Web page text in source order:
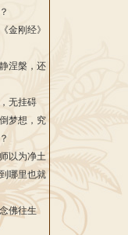
金刚经》
涅槃，还
无挂碍
梦想，究
以为净土
哪里也就
佛往生